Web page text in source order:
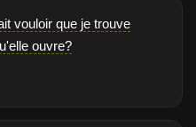
vouloir que je trouve
ouvre?